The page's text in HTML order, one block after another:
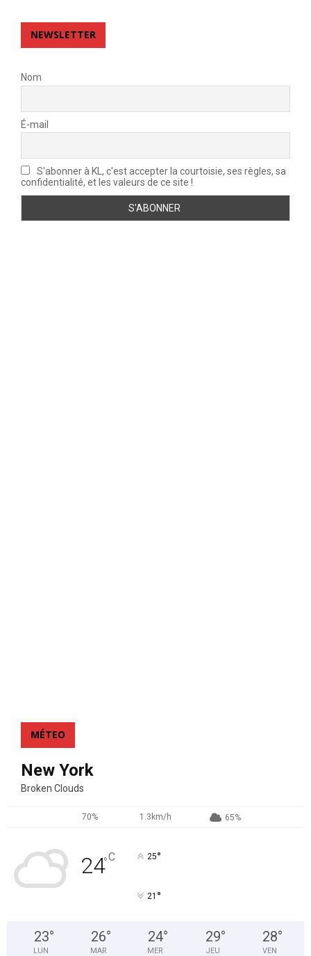
NEWSLETTER
Nom
É-mail
S'abonner à KL, c'est accepter la courtoisie, ses règles, sa
confidentialité, et les valeurs de ce site !
MÉTEO
New York
Broken Clouds
70% 1.3km/h 65%
24°C 25°
21 °
23°
LUN
26°
MAR
24°
MER
29°
JEU
28°
VEN